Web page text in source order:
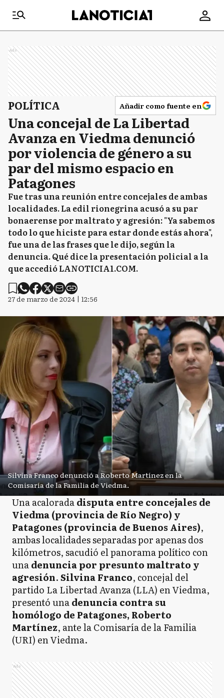
Ads
POLÍTICA Añadir como fuente en
Una concejal de La Libertad
Avanza en Viedma denunció
por violencia de género a su
par del mismo espacio en
Patagones
Fue tras una reunión entre concejales de ambas
localidades. La edil rionegrina acusó a su par
bonaerense por maltrato y agresión: "Ya sabemos
todo lo que hiciste para estar donde estás ahora",
fue una de las frases que le dijo, según la
denuncia. Qué dice la presentación policial a la
que accedió LANOTICIA1.COM.
27 de marzo de 2024 | 12:56
Silvina Franco denunció a Roberto Martínez en la
Comisaría de la Familia de Viedma.
Una acaloradadisputa entre concejales de
Viedma (provincia de Río Negro) y
Patagones (provincia de Buenos Aires),
ambas localidades separadas por apenas dos
kilómetros, sacudió el panorama político con
unadenuncia por presunto maltrato y
agresión.Silvina Franco, concejal del
partido La Libertad Avanza (LLA) en Viedma,
presentó unadenuncia contra su
homólogo de Patagones, Roberto
Martínez, ante la Comisaría de la Familia
(URI) en Viedma.
Ads